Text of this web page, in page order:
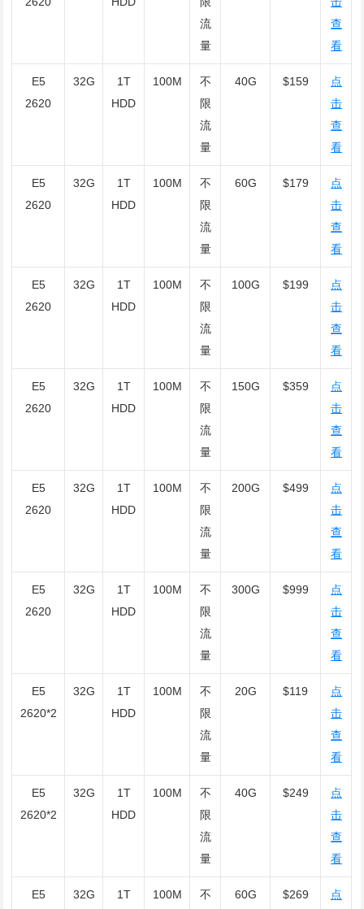
流
量
查
看
E5
2620
32G
1T
HDD
100M
不
限
流
量
40G $159
点
击
查
看
E5
2620
32G
1T
HDD
100M
不
限
流
量
60G $179
点
击
查
看
E5
2620
32G
1T
HDD
100M
不
限
流
量
100G $199
点
击
查
看
E5
2620
32G
1T
HDD
100M
不
限
流
量
150G $359
点
击
查
看
E5
2620
32G
1T
HDD
100M
不
限
流
量
200G $499
点
击
查
看
E5
2620
32G
1T
HDD
100M
不
限
流
量
300G $999
点
击
查
看
E5
2620*2
32G
1T
HDD
100M
不
限
流
量
20G $119
点
击
查
看
E5
2620*2
32G
1T
HDD
100M
不
限
流
量
40G $249
点
击
查
看
E5
32G
1T
100M
不
60G $269
点